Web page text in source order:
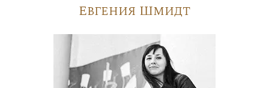
Евгения Шмидт